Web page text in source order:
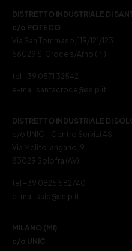
DISTRETTO INDUSTRIALE DI
c/o POTECO
Via San Tommaso, 119/121/123
56029 S. Croce s/Arno (PI)
tel +39 0571 32542
e-mail santacroce@ssip.it
DISTRETTO INDUSTRIALE DI
c/o UNIC – Centro Servizi ASI
Via Melito Iangano, 9
83029 Solofra (AV)
tel +39 0825 582740
e-mail ssip@ssip.it
MILANO (MI)
c/o UNIC